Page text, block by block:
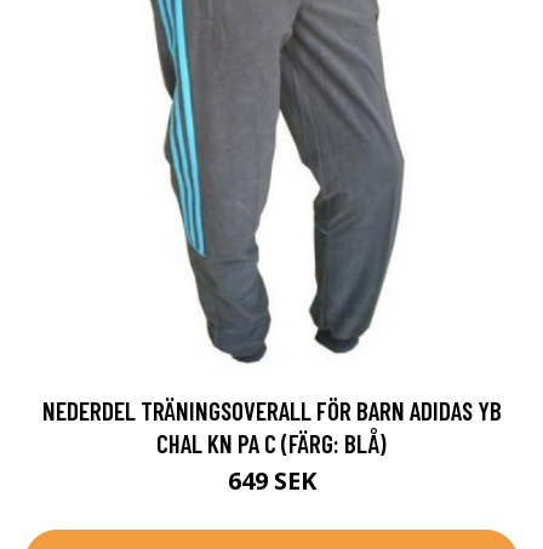
NEDERDEL TRÄNINGSOVERALL FÖR BARN ADIDAS YB
CHAL KN PA C (FÄRG: BLÅ)
649 SEK